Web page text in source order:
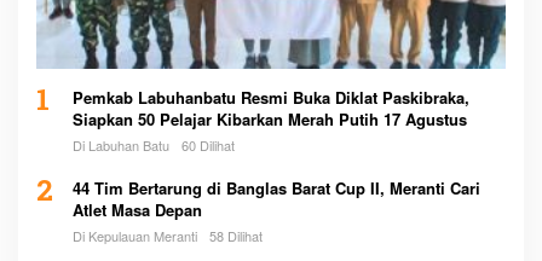
1
Pemkab Labuhanbatu Resmi Buka Diklat Paskibraka,
Siapkan 50 Pelajar Kibarkan Merah Putih 17 Agustus
Di Labuhan Batu 60 Dilihat
2
44 Tim Bertarung di Banglas Barat Cup II, Meranti Cari
Atlet Masa Depan
Di Kepulauan Meranti 58 Dilihat